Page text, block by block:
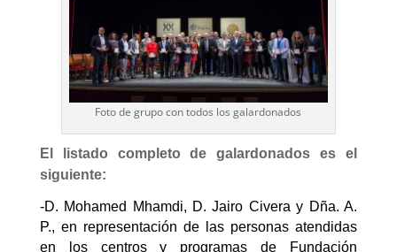
Foto de grupo con todos los galardonados
El listado completo de galardonados es el
siguiente:
-D. Mohamed Mhamdi, D. Jairo Civera y Dña. A.
P., en representación de las personas atendidas
en los centros y programas de Fundación